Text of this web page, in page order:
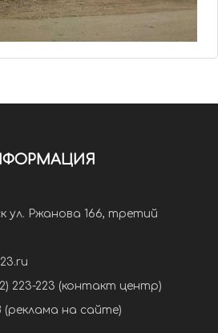
ул. Ржанова 166, третий
223-223 (контакт центр)
(реклама на сайте)